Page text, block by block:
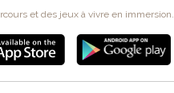
et des jeux à vivre en immersion.